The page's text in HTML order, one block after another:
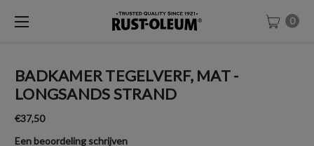
0
BADKAMER TEGELVERF, MAT -
LONGSANDS STRAND
€37,50
Een beoordeling schrijven